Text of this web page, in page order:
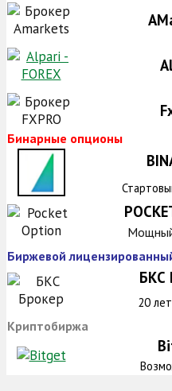
Бинарные опционы
Биржевой
БКС
20
Криптобиржа